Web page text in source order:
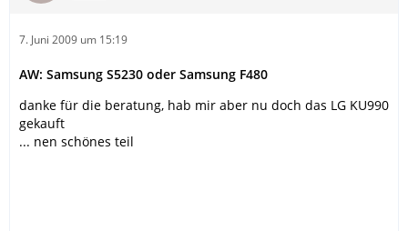
7. Juni 2009 um 15:19
AW: Samsung S5230 oder Samsung F480
danke für die beratung, hab mir aber nu doch das LG KU990
gekauft
... nen schönes teil